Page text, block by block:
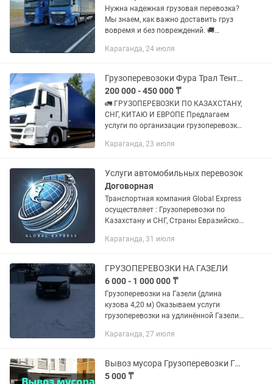
Нужна надежная грузовая перевозка?
Мы знаем, как важно доставить груз
вовремя и без повреждений. 🚚
✅ Ответственные водители. ✅ Честные
Караганда, 24 июля
Грузоперевозоки Фура Трал Тент Камаз Логистика Рефрижератора
200 000 - 450 000 ₸
🚛 ГРУЗОПЕРЕВОЗКИ ПО КАЗАХСТАНУ,
СНГ, КИТАЮ И ЕВРОПЕ Предлагаем
услуги по организации грузоперевозки
всему Казахстану ✅ Международные
Караганда, 23 июля
Услуги автомобильных перевозок
Договорная
Транспортная компания Global Express
осуществляет : Грузоперевозки по
Казахстану и СНГ, Страны Евразийской
отдельной машиной от двери до двери.
Караганда, 31 июля
ГРУЗОПЕРЕВОЗКИ НА ГАЗЕЛИ
6 000 - 1 000 000 ₸
Грузоперевозки на Газели (длина
кузова 4,20 м) Оказываем услуги
грузоперевозки на удлинённой Газели
бытовую технику, строительные
Караганда, 27 июля
Вывоз мусора Грузоперевозки Грузчики Газель
5 000 ₸